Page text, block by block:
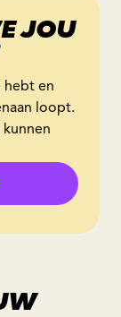
JOU
hebt en
loopt.